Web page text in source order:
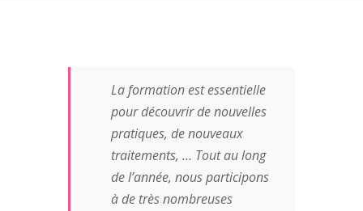
La formation est essentielle
pour découvrir de nouvelles
pratiques, de nouveaux
traitements, … Tout au long
de l’année, nous participons
à de très nombreuses